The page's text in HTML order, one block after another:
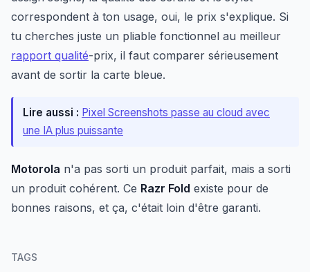
correspondent à ton usage, oui, le prix s'explique. Si
tu cherches juste un pliable fonctionnel au meilleur
rapport qualité-prix, il faut comparer sérieusement
avant de sortir la carte bleue.
Lire aussi : Pixel Screenshots passe au cloud avec
une IA plus puissante
Motorola n'a pas sorti un produit parfait, mais a sorti
un produit cohérent. Ce Razr Fold existe pour de
bonnes raisons, et ça, c'était loin d'être garanti.
TAGS